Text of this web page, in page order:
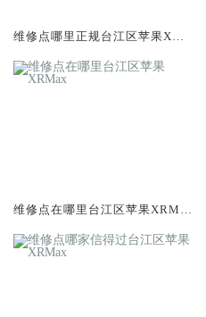
维修点哪里正规台江区苹果XRM
维修点在哪里台江区苹果XRMa